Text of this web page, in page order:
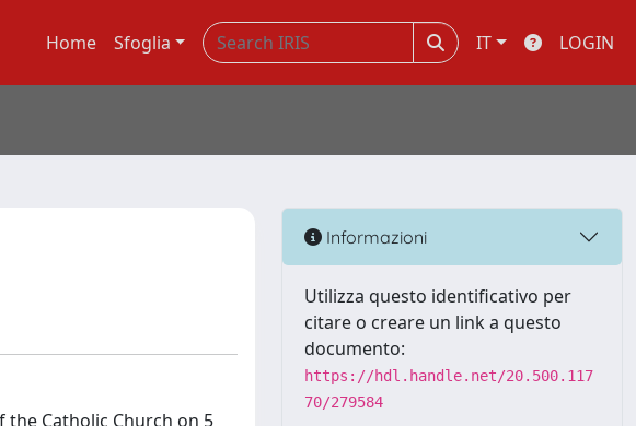
Home Sfoglia IT LOGIN
the Catholic Church on 5
Informazioni
Utilizza questo identificativo per
citare o creare un link a questo
documento:
https://hdl.handle.net/20.500.117
70/279584